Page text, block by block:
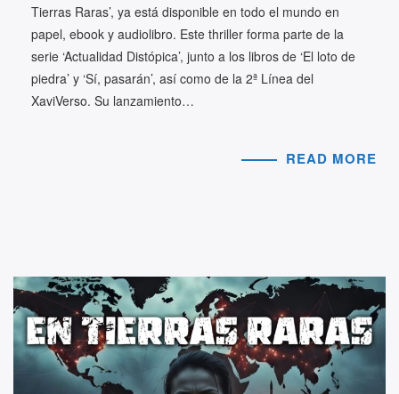
Tierras Raras’, ya está disponible en todo el mundo en
papel, ebook y audiolibro. Este thriller forma parte de la
serie ‘Actualidad Distópica’, junto a los libros de ‘El loto de
piedra’ y ‘Sí, pasarán’, así como de la 2ª Línea del
XaviVerso. Su lanzamiento…
READ MORE